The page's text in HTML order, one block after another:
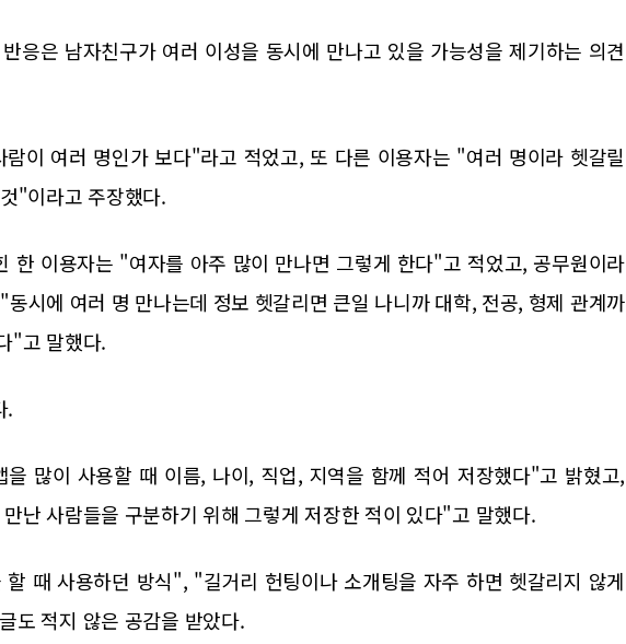
응은 남자친구가 여러 이성을 동시에 만나고 있을 가능성을 제기하는 의견
이 여러 명인가 보다"라고 적었고, 또 다른 이용자는 "여러 명이라 헷갈릴
"이라고 주장했다.
한 이용자는 "여자를 아주 많이 만나면 그렇게 한다"고 적었고, 공무원이라
시에 여러 명 만나는데 정보 헷갈리면 큰일 나니까 대학, 전공, 형제 관계까
"고 말했다.
.
많이 사용할 때 이름, 나이, 직업, 지역을 함께 적어 저장했다"고 밝혔고,
난 사람들을 구분하기 위해 그렇게 저장한 적이 있다"고 말했다.
때 사용하던 방식", "길거리 헌팅이나 소개팅을 자주 하면 헷갈리지 않게
도 적지 않은 공감을 받았다.